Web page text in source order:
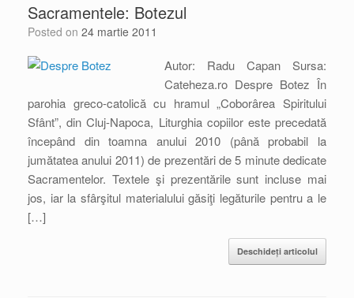
Sacramentele: Botezul
Posted on 24 martie 2011
Autor: Radu Capan Sursa:
Cateheza.ro Despre Botez În
parohia greco-catolică cu hramul „Coborârea Spiritului
Sfânt”, din Cluj-Napoca, Liturghia copiilor este precedată
începând din toamna anului 2010 (până probabil la
jumătatea anului 2011) de prezentări de 5 minute dedicate
Sacramentelor. Textele şi prezentările sunt incluse mai
jos, iar la sfârşitul materialului găsiţi legăturile pentru a le
[…]
Deschideți articolul